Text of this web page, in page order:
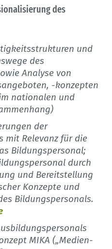
des
und
des
Analyse von
-konzepten
nationalen und
der
mit Relevanz für die
Bildungspersonal;
durch
und Bereitstellung
Konzepte und
Bildungspersonals.
MIKA („Medien-